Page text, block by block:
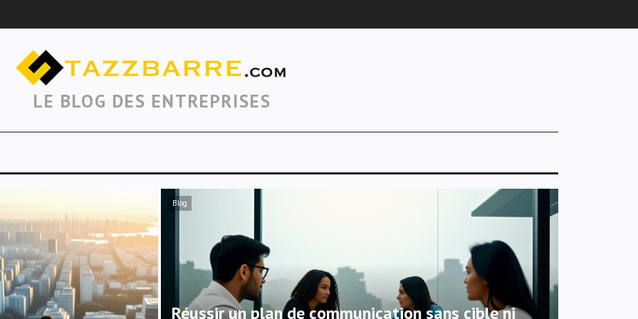
LE BLOG DES ENTREPRISES
Réussir un plan de communication sans cible ni
Blog